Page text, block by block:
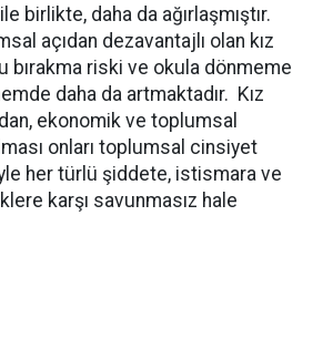
birlikte, daha da ağırlaşmıştır.
açıdan dezavantajlı olan kız
bırakma riski ve okula dönmeme
daha da artmaktadır. Kız
ekonomik ve toplumsal
onları toplumsal cinsiyet
her türlü şiddete, istismara ve
karşı savunmasız hale